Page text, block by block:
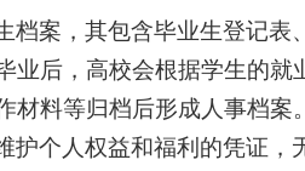
档案，其包含毕业生登记表
业后，高校会根据学生的就
料等归档后形成人事档案。
护个人权益和福利的凭证，